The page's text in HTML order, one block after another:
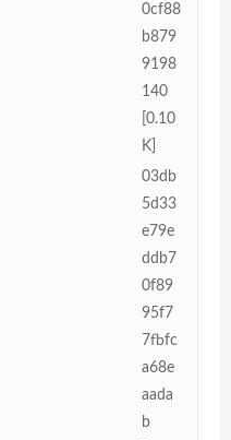
0cf88
b879
9198
140
[0.10
K]
03db
5d33
e79e
ddb7
0f89
95f7
7fbfc
a68e
aada
b